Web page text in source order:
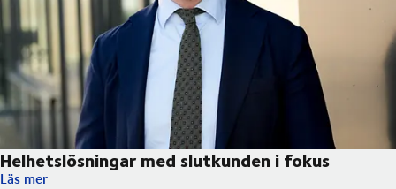
Helhetslösningar med slutkunden i fokus
Helhetslösningar med slutkunden i fokus
Läs mer